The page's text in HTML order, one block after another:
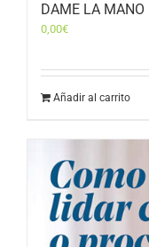
DAME LA MANO
0,00€
Añadir al carrito